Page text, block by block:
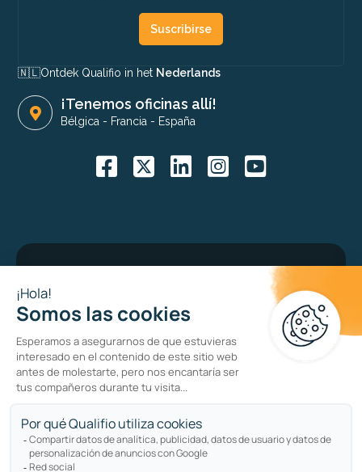
Suscribirse
🇳🇱​Ontdek Qualifio in het Nederlands
¡Tenemos oficinas allí!
Bélgica - Francia - España
Bug bounty program
Política de privacidad